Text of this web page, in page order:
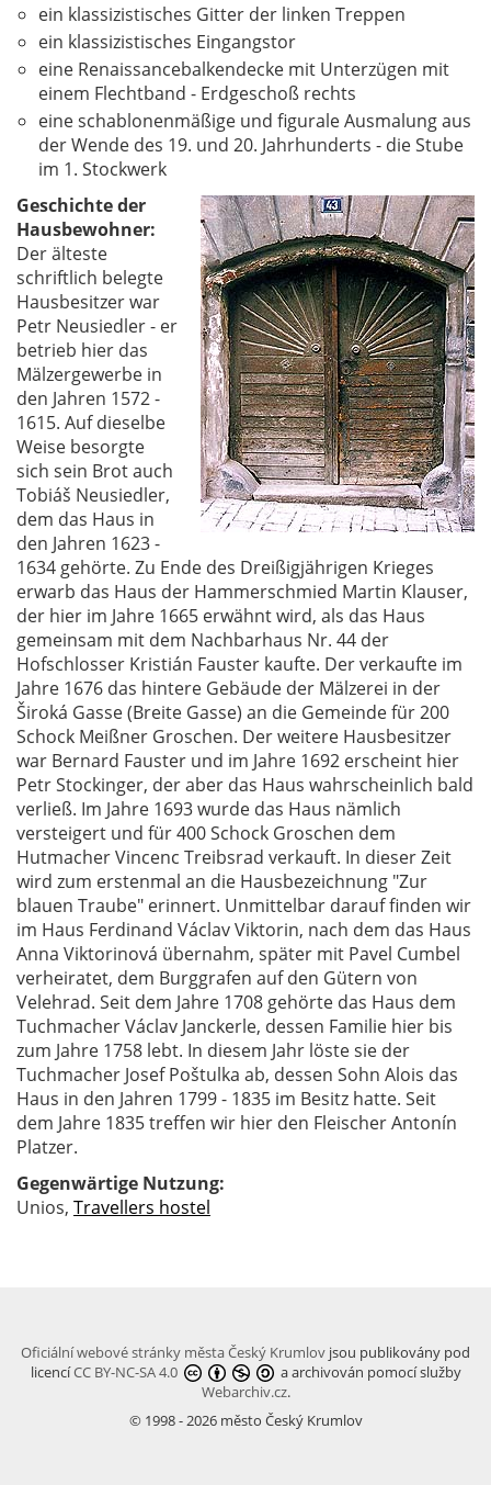
ein klassizistisches Gitter der linken Treppen
ein klassizistisches Eingangstor
eine Renaissancebalkendecke mit Unterzügen mit
einem Flechtband - Erdgeschoß rechts
eine schablonenmäßige und figurale Ausmalung aus
der Wende des 19. und 20. Jahrhunderts - die Stube
im 1. Stockwerk
Geschichte der
Hausbewohner:
Der älteste
schriftlich belegte
Hausbesitzer war
Petr Neusiedler - er
betrieb hier das
Mälzergewerbe in
den Jahren 1572 -
1615. Auf dieselbe
Weise besorgte
sich sein Brot auch
Tobiáš Neusiedler,
dem das Haus in
den Jahren 1623 -
1634 gehörte. Zu Ende des Dreißigjährigen Krieges
erwarb das Haus der Hammerschmied Martin Klauser,
der hier im Jahre 1665 erwähnt wird, als das Haus
gemeinsam mit dem Nachbarhaus Nr. 44 der
Hofschlosser Kristián Fauster kaufte. Der verkaufte im
Jahre 1676 das hintere Gebäude der Mälzerei in der
Široká Gasse (Breite Gasse) an die Gemeinde für 200
Schock Meißner Groschen. Der weitere Hausbesitzer
war Bernard Fauster und im Jahre 1692 erscheint hier
Petr Stockinger, der aber das Haus wahrscheinlich bald
verließ. Im Jahre 1693 wurde das Haus nämlich
versteigert und für 400 Schock Groschen dem
Hutmacher Vincenc Treibsrad verkauft. In dieser Zeit
wird zum erstenmal an die Hausbezeichnung "Zur
blauen Traube" erinnert. Unmittelbar darauf finden wir
im Haus Ferdinand Václav Viktorin, nach dem das Haus
Anna Viktorinová übernahm, später mit Pavel Cumbel
verheiratet, dem Burggrafen auf den Gütern von
Velehrad. Seit dem Jahre 1708 gehörte das Haus dem
Tuchmacher Václav Janckerle, dessen Familie hier bis
zum Jahre 1758 lebt. In diesem Jahr löste sie der
Tuchmacher Josef Poštulka ab, dessen Sohn Alois das
Haus in den Jahren 1799 - 1835 im Besitz hatte. Seit
dem Jahre 1835 treffen wir hier den Fleischer Antonín
Platzer.
Gegenwärtige Nutzung:
Unios, Travellers hostel
Oficiální webové stránky města Český Krumlov jsou publikovány pod
licencíCC BY-NC-SA 4.0
a archivován pomocí služby
Webarchiv.cz.
© 1998 - 2026 město Český Krumlov